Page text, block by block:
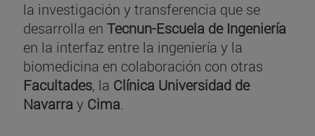
la investigación y transferencia que se
desarrolla en Tecnun-Escuela de Ingeniería
en la interfaz entre la ingeniería y la
biomedicina en colaboración con otras
Facultades, la Clínica Universidad de
Navarra y Cima.